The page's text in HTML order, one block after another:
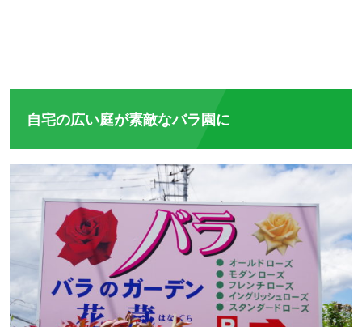
自宅の広い庭が素敵なバラ園に